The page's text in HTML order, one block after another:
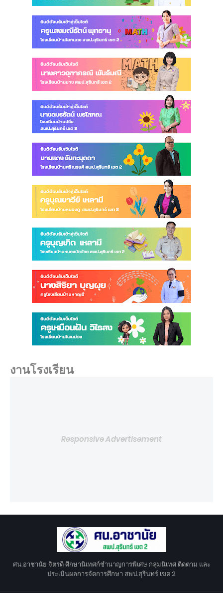
งานโรงเรียน
Responsive Advertisement
ศน.อาชานัย จิตรดี ศึกษานิเทศก์ชำนาญการพิเศษ กลุ่มนิเทศ ติดตาม และ
ประเมินผลการจัดการศึกษา สพป.สุรินทร์ เขต 2